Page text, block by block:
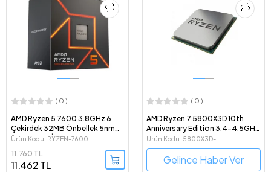
( 0 )
AMD Ryzen 5 7600 3.8GHz 6
Çekirdek 32MB Önbellek 5nm
Soket AM5 İşlemci
Ürün Kodu: RYZEN-7600
11.462 TL
11.760 TL
( 0 )
AMD Ryzen 7 5800X3D 10th
Anniversary Edition 3.4-4.5GHz
8 Çekirdek 16 Thread 96MB
Cache AM4 Tray İşlemci
Ürün Kodu: 5800X3D-
ANNIVERSARY-TRAY
Gelince Haber Ver